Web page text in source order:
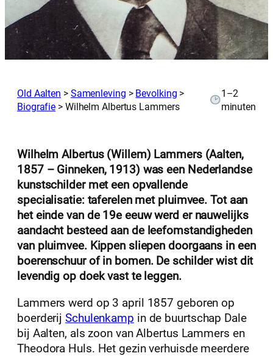
Old Aalten > Samenleving > Bevolking >
Biografie > Wilhelm Albertus Lammers
1–2
minuten
Wilhelm Albertus (Willem) Lammers (Aalten,
1857 – Ginneken, 1913) was een Nederlandse
kunstschilder met een opvallende
specialisatie: taferelen met pluimvee. Tot aan
het einde van de 19e eeuw werd er nauwelijks
aandacht besteed aan de leefomstandigheden
van pluimvee. Kippen sliepen doorgaans in een
boerenschuur of in bomen. De schilder wist dit
levendig op doek vast te leggen.
Lammers werd op 3 april 1857 geboren op
boerderijSchulenkamp in de buurtschap Dale
bij Aalten, als zoon van Albertus Lammers en
Theodora Huls. Het gezin verhuisde meerdere